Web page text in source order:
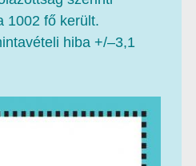
1002 fő került.
hiba +/–3,1